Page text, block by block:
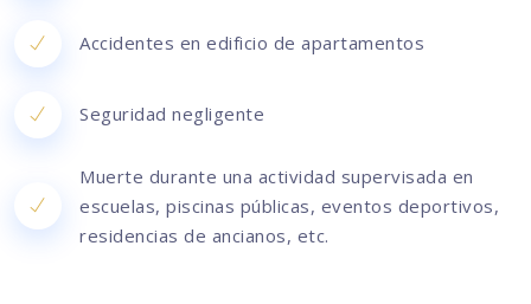
Accidentes en edificio de apartamentos
Seguridad negligente
Muerte durante una actividad supervisada en
escuelas, piscinas públicas, eventos deportivos,
residencias de ancianos, etc.